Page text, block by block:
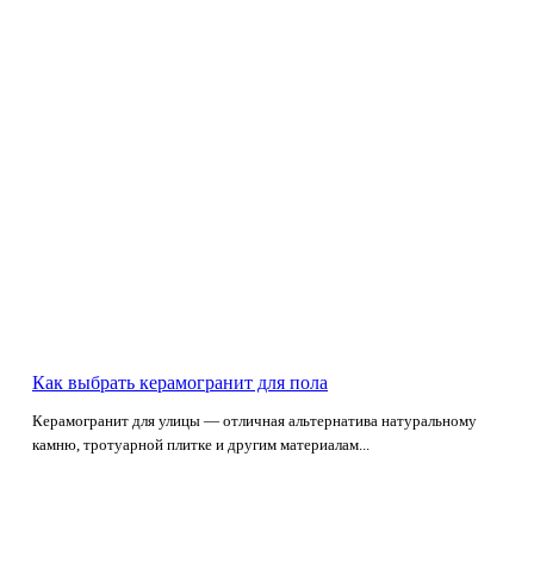
Как выбрать керамогранит для пола
Керамогранит для улицы — отличная альтернатива натуральному
камню, тротуарной плитке и другим материалам...